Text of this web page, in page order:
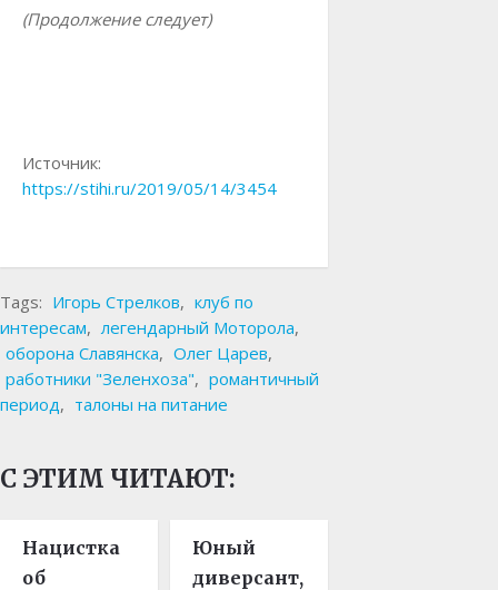
(Продолжение следует)
Источник:
https://stihi.ru/2019/05/14/3454
Tags: Игорь Стрелков, клуб по
интересам, легендарный Моторола,
оборона Славянска, Олег Царев,
работники "Зеленхоза", романтичный
период, талоны на питание
С ЭТИМ ЧИТАЮТ:
Нацистка
об
Юный
диверсант,